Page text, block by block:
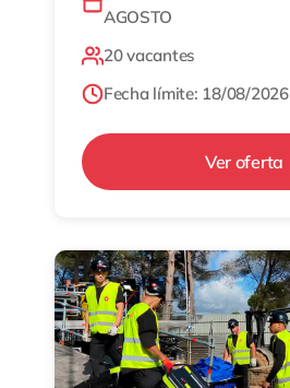
AGOSTO
20 vacantes
Fecha límite: 18/08/2026
Ver oferta